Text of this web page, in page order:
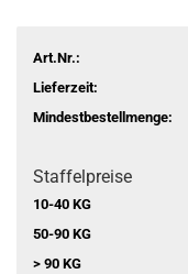
Art.Nr.:
Lieferzeit:
Mindestbestellmenge:
Staffelpreise
10-40 KG
50-90 KG
> 90 KG